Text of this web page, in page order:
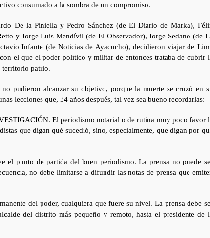
consumado a la sombra de un compromiso.
De la Piniella y Pedro Sánchez (de El Diario de Marka),
y Jorge Luis Mendívil (de El Observador), Jorge Sedano (de
Infante (de Noticias de Ayacucho), decidieron viajar de
el que el poder político y militar de entonces trataba de cubrir
territorio patrio.
pudieron alcanzar su objetivo, porque la muerte se cruzó en
lecciones que, 34 años después, tal vez sea bueno recordarlas:
El periodismo notarial o de rutina muy poco favor
que digan qué sucedió, sino, especialmente, que digan por
el punto de partida del buen periodismo. La prensa no puede
no debe limitarse a difundir las notas de prensa que
del poder, cualquiera que fuere su nivel. La prensa debe
del distrito más pequeño y remoto, hasta el presidente de